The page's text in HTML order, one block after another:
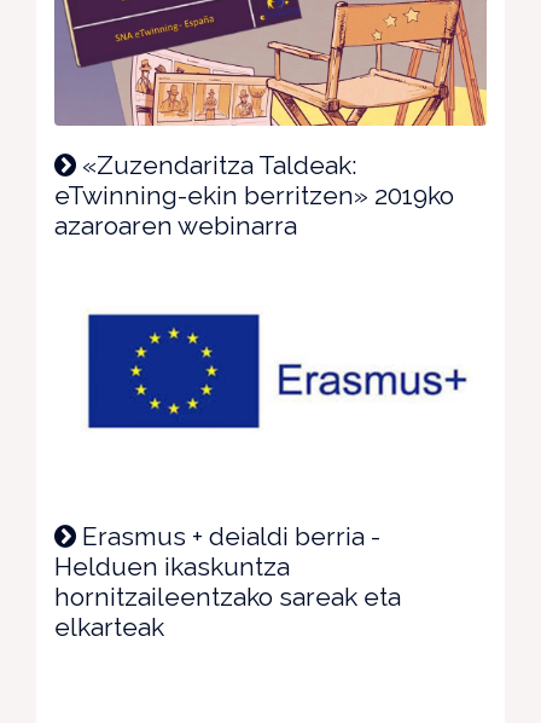
«Zuzendaritza Taldeak:
eTwinning-ekin berritzen» 2019ko
azaroaren webinarra
Erasmus + deialdi berria -
Helduen ikaskuntza
hornitzaileentzako sareak eta
elkarteak